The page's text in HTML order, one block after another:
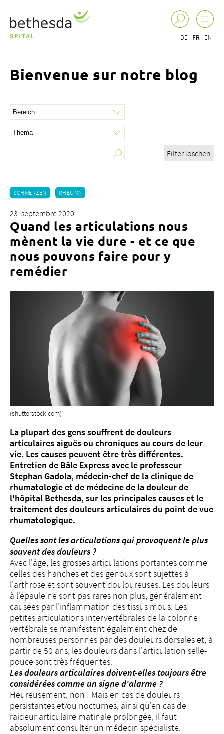
DE FR EN
Adresse de référence
Emplois & carrière
Domaines d'expertise
Personnes
Événements & cours
Service des urgences
Bienvenue sur notre blog
Filter löschen
SCHMERZEN RHEUMA
23. septembre 2020
Quand les articulations nous
mènent la vie dure - et ce que
nous pouvons faire pour y
remédier
(shutterstock.com)
La plupart des gens souffrent de douleurs
articulaires aiguës ou chroniques au cours de leur
vie. Les causes peuvent être très différentes.
Entretien de Bâle Express avec le professeur
Stephan Gadola, médecin-chef de la clinique de
rhumatologie et de médecine de la douleur de
l'hôpital Bethesda, sur les principales causes et le
traitement des douleurs articulaires du point de vue
rhumatologique.
Quelles sont les articulations qui provoquent le plus
souvent des douleurs ?
Avec l'âge, les grosses articulations portantes comme
celles des hanches et des genoux sont sujettes à
l'arthrose et sont souvent douloureuses. Les douleurs
à l'épaule ne sont pas rares non plus, généralement
causées par l'inflammation des tissus mous. Les
petites articulations intervertébrales de la colonne
vertébrale se manifestent également chez de
nombreuses personnes par des douleurs dorsales et, à
partir de 50 ans, les douleurs dans l'articulation selle-
pouce sont très fréquentes.
Les douleurs articulaires doivent-elles toujours être
considérées comme un signe d'alarme ?
Heureusement, non ! Mais en cas de douleurs
persistantes et/ou nocturnes, ainsi qu'en cas de
raideur articulaire matinale prolongée, il faut
absolument consulter un médecin spécialiste.